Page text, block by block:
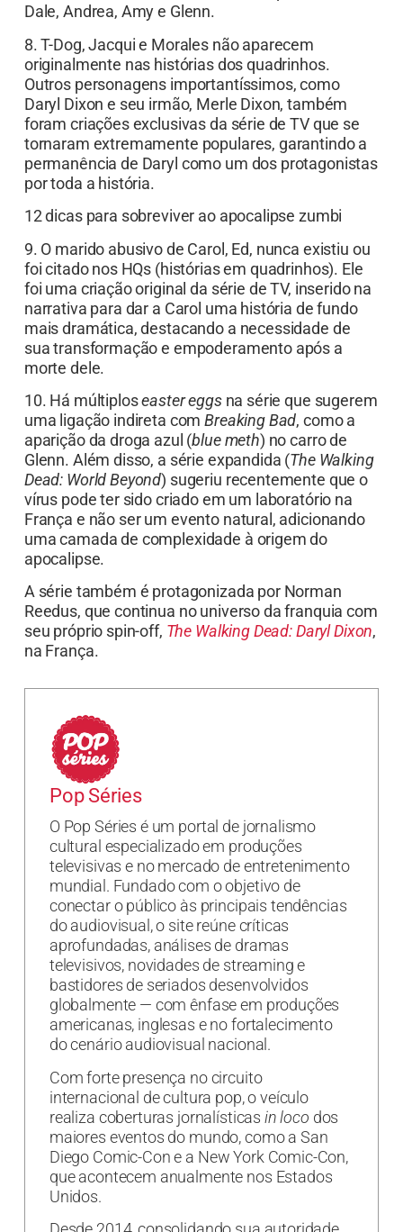
Dale, Andrea, Amy e Glenn.
8. T-Dog, Jacqui e Morales não aparecem
originalmente nas histórias dos quadrinhos.
Outros personagens importantíssimos, como
Daryl Dixon e seu irmão, Merle Dixon, também
foram criações exclusivas da série de TV que se
tornaram extremamente populares, garantindo a
permanência de Daryl como um dos protagonistas
por toda a história.
12 dicas para sobreviver ao apocalipse zumbi
9. O marido abusivo de Carol, Ed, nunca existiu ou
foi citado nos HQs (histórias em quadrinhos). Ele
foi uma criação original da série de TV, inserido na
narrativa para dar a Carol uma história de fundo
mais dramática, destacando a necessidade de
sua transformação e empoderamento após a
morte dele.
10. Há múltiploseaster eggsna série que sugerem
uma ligação indireta comBreaking Bad, como a
aparição da droga azul (blue meth) no carro de
Glenn. Além disso, a série expandida (The Walking
Dead: World Beyond) sugeriu recentemente que o
vírus pode ter sido criado em um laboratório na
França e não ser um evento natural, adicionando
uma camada de complexidade à origem do
apocalipse.
A série também é protagonizada por Norman
Reedus, que continua no universo da franquia com
seu próprio spin-off, The Walking Dead: Daryl Dixon,
na França.
Pop Séries
O Pop Séries é um portal de jornalismo
cultural especializado em produções
televisivas e no mercado de entretenimento
mundial. Fundado com o objetivo de
conectar o público às principais tendências
do audiovisual, o site reúne críticas
aprofundadas, análises de dramas
televisivos, novidades de streaming e
bastidores de seriados desenvolvidos
globalmente — com ênfase em produções
americanas, inglesas e no fortalecimento
do cenário audiovisual nacional.
Com forte presença no circuito
internacional de cultura pop, o veículo
realiza coberturas jornalísticas in loco dos
maiores eventos do mundo, como a San
Diego Comic-Con e a New York Comic-Con,
que acontecem anualmente nos Estados
Unidos.